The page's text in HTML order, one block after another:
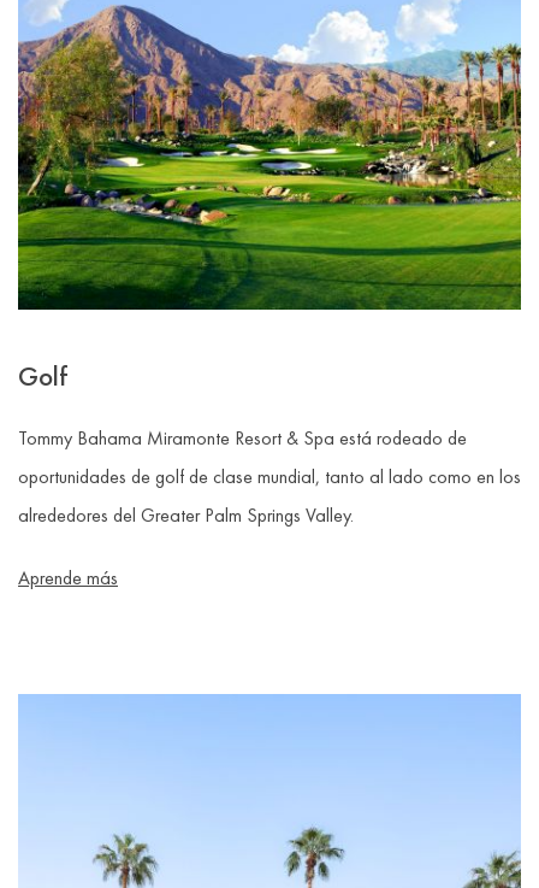
Golf
Tommy Bahama Miramonte Resort & Spa está rodeado de
oportunidades de golf de clase mundial, tanto al lado como en los
alrededores del Greater Palm Springs Valley.
Aprende más